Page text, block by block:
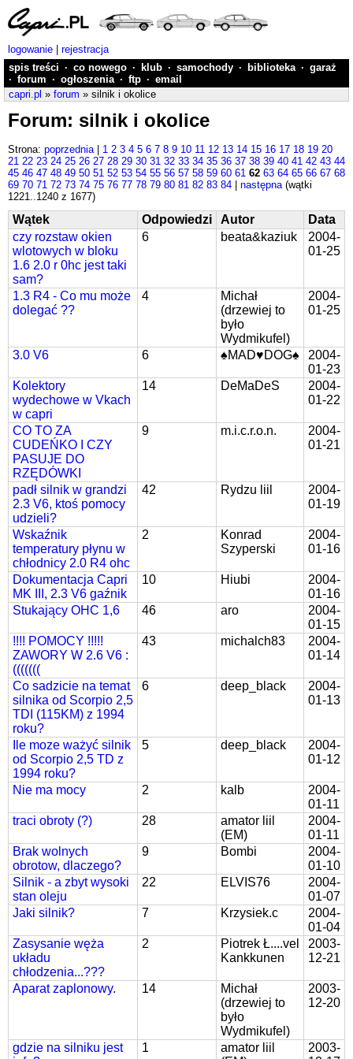
logowanie
rejestracja
spis treści · co nowego · klub · samochody · biblioteka · garaż
· forum · ogłoszenia · ftp · email
capri.pl » forum » silnik i okolice
Forum: silnik i okolice
Strona: poprzednia| 1 2 3 4 5 6 7 8 9 10 11 12 13 14 15 16 17 18 19 20
21 22 23 24 25 26 27 28 29 30 31 32 33 34 35 36 37 38 39 40 41 42 43 44
45 46 47 48 49 50 51 52 53 54 55 56 57 58 59 60 61 62 63 64 65 66 67 68
69 70 71 72 73 74 75 76 77 78 79 80 81 82 83 84 następna(wątki
1221..1240 z 1677)
Wątek Odpowiedzi Autor
Data
czy rozstaw okien
wlotowych w bloku
1.6 2.0 r 0hc jest taki
sam?
6 beata&kaziuk
2004-
01-25
1.3 R4 - Co mu może
dolegać ??
4
Michał
(drzewiej to
było
Wydmikufel)
2004-
01-25
3.0 V6 6 ♠MAD♥DOG♠
2004-
01-23
Kolektory
wydechowe w Vkach
w capri
14 DeMaDeS
2004-
01-22
CO TO ZA
CUDEŃKO I CZY
PASUJE DO
RZĘDÓWKI
9 m.i.c.r.o.n.
2004-
01-21
padł silnik w grandzi
2.3 V6, ktoś pomocy
udzieli?
42 Rydzu liil
2004-
01-19
Wskaźnik
temperatury płynu w
chłodnicy 2.0 R4 ohc
2
Konrad
Szyperski
2004-
01-16
Dokumentacja Capri
MK III, 2.3 V6 gaźnik
10 Hiubi
2004-
01-16
Stukający OHC 1,6
46 aro
2004-
01-15
!!!! POMOCY !!!!!
ZAWORY W 2.6 V6 :
(((((((
43 michalch83
2004-
01-14
Co sadzicie na temat
silnika od Scorpio 2,5
TDI (115KM) z 1994
roku?
6 deep_black
2004-
01-13
Ile moze ważyć silnik
od Scorpio 2,5 TD z
1994 roku?
5 deep_black
2004-
01-12
Nie ma mocy 2 kalb
2004-
01-11
traci obroty (?)
28
amator liil
(EM)
2004-
01-11
Brak wolnych
obrotow, dlaczego?
9 Bombi
2004-
01-10
Silnik - a zbyt wysoki
stan oleju
22 ELVIS76
2004-
01-07
Jaki silnik?
7 Krzysiek.c
2004-
01-04
Zasysanie węża
układu
chłodzenia...???
2
Piotrek Ł....vel
Kankkunen
2003-
12-21
Aparat zaplonowy. 14
Michał
(drzewiej to
było
Wydmikufel)
2003-
12-20
gdzie na silniku jest
1
amator liil
2003-